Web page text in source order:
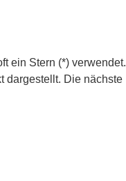
ein Stern (*) verwendet.
dargestellt. Die nächste